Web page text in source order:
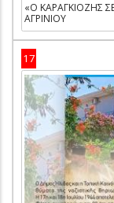
«Ο ΚΑΡΑΓΚΙΟΖΗΣ
ΑΓΡΙΝΙΟΥ
17